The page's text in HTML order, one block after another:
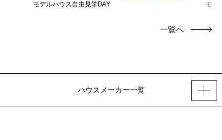
モデルハウス自由見学DAY モデ
一覧へ
ハウスメーカー一覧